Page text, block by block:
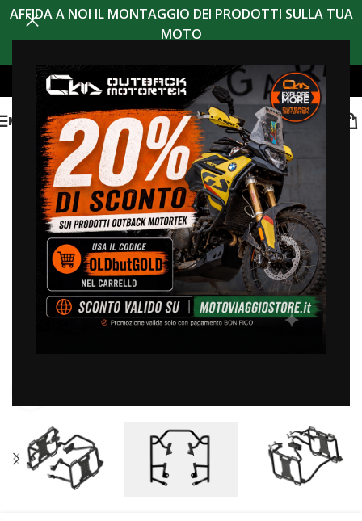
AFFIDA A NOI IL MONTAGGIO DEI PRODOTTI SULLA TUA
MOTO
MENU